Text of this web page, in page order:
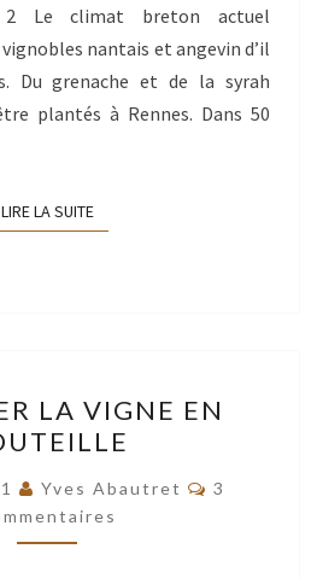
2 Le climat breton actuel
nantais et angevin d’il
Du grenache et de la syrah
plantés à Rennes. Dans 50
LIRE LA SUITELIRE LA SUITE
LA
VIGNE
EN
BOUTEILLE
LA VIGNE EN
Yves Abautret
3